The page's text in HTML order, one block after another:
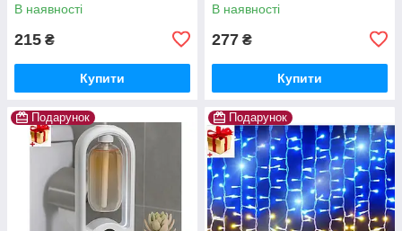
В наявності
215 ₴
Купити
В наявності
277 ₴
Купити
Подарунок Подарунок